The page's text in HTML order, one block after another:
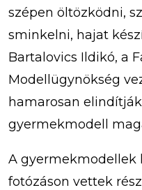
szépen öltözködni,
sminkelni, hajat
Bartalovics Ildikó, a
Modellügynökség
hamarosan
gyermekmodell
A gyermekmodellek
fotózáson vettek